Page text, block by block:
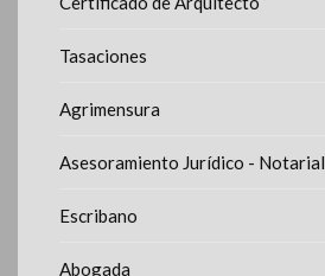
Tasaciones
Agrimensura
Asesoramiento Jurídico - Notarial
Escribano
Abogada